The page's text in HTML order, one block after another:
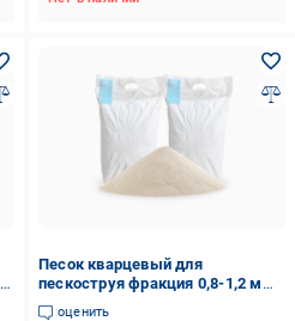
Песок кварцевый для
пескоструя фракция 0,8-1,2 мм
50 кг (2333283886)
оценить